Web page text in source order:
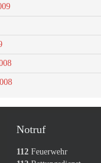
Notruf
112Feuerwehr